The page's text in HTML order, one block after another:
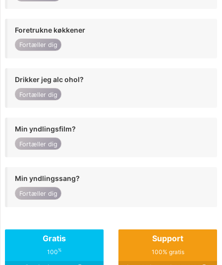
Foretrukne køkkener
Fortæller dig
Drikker jeg alc ohol?
Fortæller dig
Min yndlingsfilm?
Fortæller dig
Min yndlingssang?
Fortæller dig
Gratis
100%
Support
100% gratis